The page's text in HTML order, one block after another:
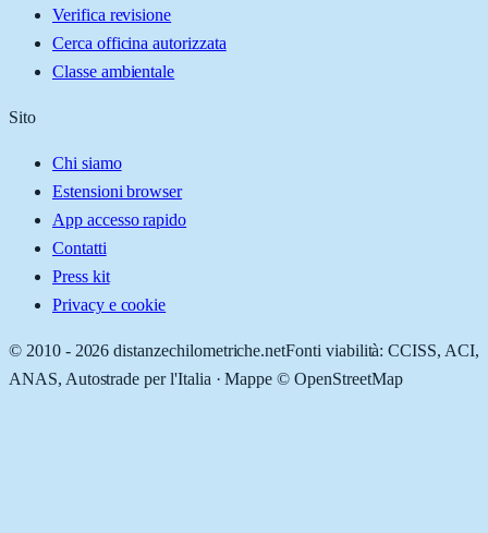
Verifica revisione
Cerca officina autorizzata
Classe ambientale
Sito
Chi siamo
Estensioni browser
App accesso rapido
Contatti
Press kit
Privacy e cookie
© 2010 - 2026 distanzechilometriche.netFonti viabilità: CCISS, ACI,
ANAS, Autostrade per l'Italia · Mappe © OpenStreetMap